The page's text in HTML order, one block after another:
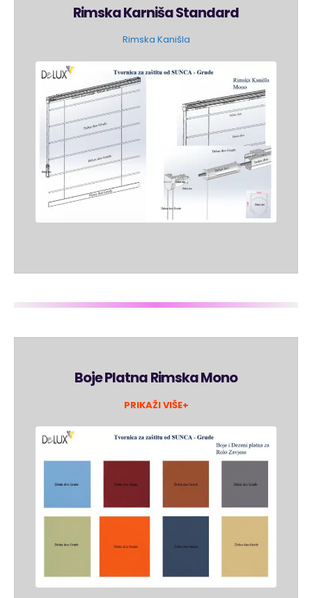
Rimska Karniša Standard
Rimska Kanišla
Boje Platna Rimska Mono
PRIKAŽI VIŠE+